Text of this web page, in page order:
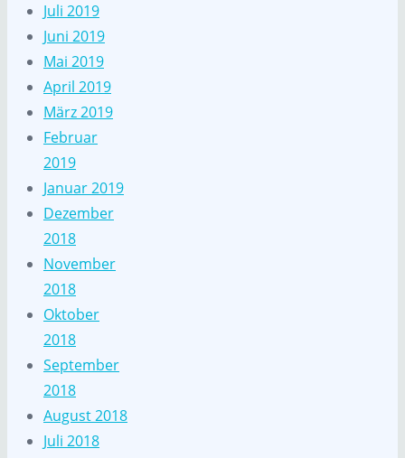
Juli 2019
Juni 2019
Mai 2019
April 2019
März 2019
Februar
2019
Januar 2019
Dezember
2018
November
2018
Oktober
2018
September
2018
August 2018
Juli 2018